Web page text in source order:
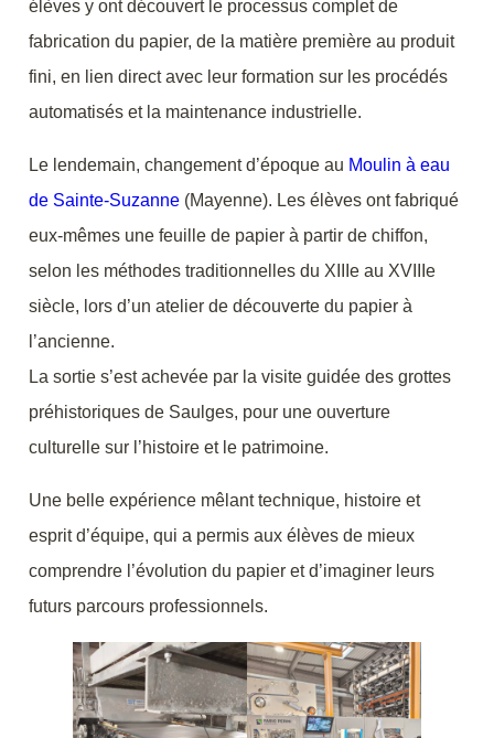
élèves y ont découvert le processus complet de
fabrication du papier, de la matière première au produit
fini, en lien direct avec leur formation sur les procédés
automatisés et la maintenance industrielle.
Le lendemain, changement d’époque au Moulin à eau
de Sainte-Suzanne (Mayenne). Les élèves ont fabriqué
eux-mêmes une feuille de papier à partir de chiffon,
selon les méthodes traditionnelles du XIIIe au XVIIIe
siècle, lors d’un atelier de découverte du papier à
l’ancienne.
La sortie s’est achevée par la visite guidée des grottes
préhistoriques de Saulges, pour une ouverture
culturelle sur l’histoire et le patrimoine.
Une belle expérience mêlant technique, histoire et
esprit d’équipe, qui a permis aux élèves de mieux
comprendre l’évolution du papier et d’imaginer leurs
futurs parcours professionnels.